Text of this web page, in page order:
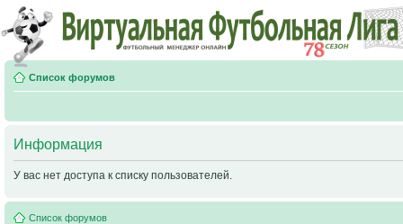
Список форумов
Информация
У вас нет доступа к списку пользователей.
Список форумов